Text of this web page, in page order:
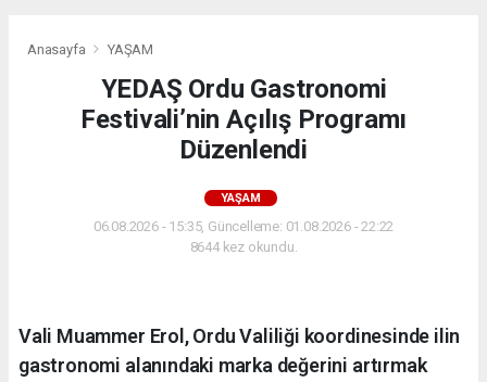
Anasayfa YAŞAM
YEDAŞ Ordu Gastronomi
Festivali’nin Açılış Programı
Düzenlendi
YAŞAM
06.08.2026 - 15:35, Güncelleme: 01.08.2026 - 22:22
8644 kez okundu.
Vali Muammer Erol, Ordu Valiliği koordinesinde ilin
gastronomi alanındaki marka değerini artırmak